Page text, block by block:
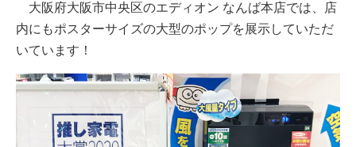
大阪府大阪市中央区のエディオン なんば本店では、店
内にもポスターサイズの大型のポップを展示していただ
いています！